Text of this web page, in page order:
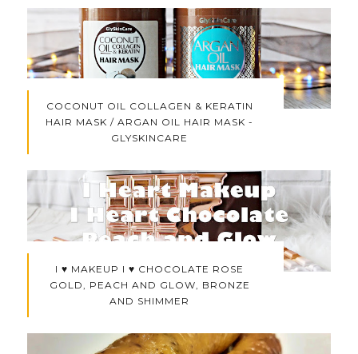
COCONUT OIL COLLAGEN & KERATIN
HAIR MASK / ARGAN OIL HAIR MASK -
GLYSKINCARE
I ♥ MAKEUP I ♥ CHOCOLATE ROSE
GOLD, PEACH AND GLOW, BRONZE
AND SHIMMER